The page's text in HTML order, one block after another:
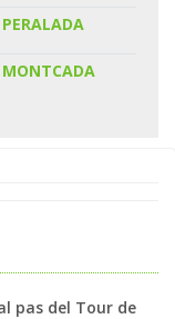
PERALADA
MONTCADA
pas del Tour de